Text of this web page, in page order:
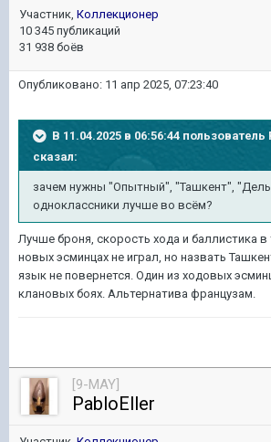
Участник, Коллекционер
10 345 публикаций
31 938 боёв
Опубликовано: 11 апр 2025, 07:23:40
В 11.04.2025 в 06:56:44 пользователь
сказал:
зачем нужны "Опытный", "Ташкент",
одноклассники лучше во всём?
Лучше броня, скорость хода и баллистика
новых эсминцах не играл, но назвать
язык не повернется. Один из ходовых
клановых боях. Альтернатива французам.
[9-MAY]
PabloEller